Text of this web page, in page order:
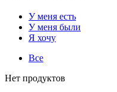
У меня есть
У меня были
Я хочу
Все
Нет продуктов